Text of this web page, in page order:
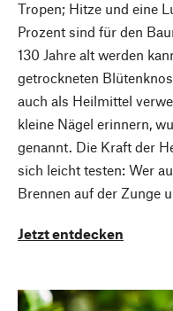
Tropen; Hitze und eine
Prozent sind für den
130 Jahre alt werden
getrockneten
auch als Heilmittel
kleine Nägel erinnern,
genannt. Die Kraft der
sich leicht testen: Wer
Brennen auf der Zunge
Jetzt entdecken